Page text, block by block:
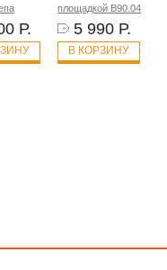
Р.
площадкой B90.04
5 990 Р.
В КОРЗИНУ